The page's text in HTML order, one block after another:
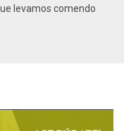
levamos comendo